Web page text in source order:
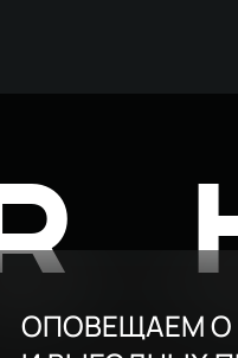
ОПОВЕЩАЕМ О